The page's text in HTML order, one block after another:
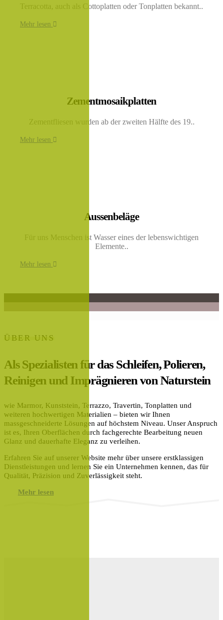
Terracotta, auch als Cottoplatten oder Tonplatten bekannt..
Mehr lesen
Zementmosaikplatten
Zementfliesen wurden ab der zweiten Hälfte des 19..
Mehr lesen
Aussenbeläge
Für uns Menschen ist Wasser eines der lebenswichtigen
Elemente..
Mehr lesen
ÜBER UNS
Als Spezialisten für das Schleifen, Polieren,
Reinigen und Imprägnieren von Naturstein
wie Marmor, Kunststein, Terrazzo, Travertin, Tonplatten und
weiteren hochwertigen Materialien – bieten wir Ihnen
massgeschneiderte Lösungen auf höchstem Niveau. Unser Anspruch
ist es, Ihren Oberflächen durch fachgerechte Bearbeitung neuen
Glanz und dauerhafte Eleganz zu verleihen.
Erfahren Sie auf unserer Website mehr über unsere erstklassigen
Dienstleistungen und lernen Sie ein Unternehmen kennen, das für
Qualität, Präzision und Zuverlässigkeit steht.
Mehr lesen